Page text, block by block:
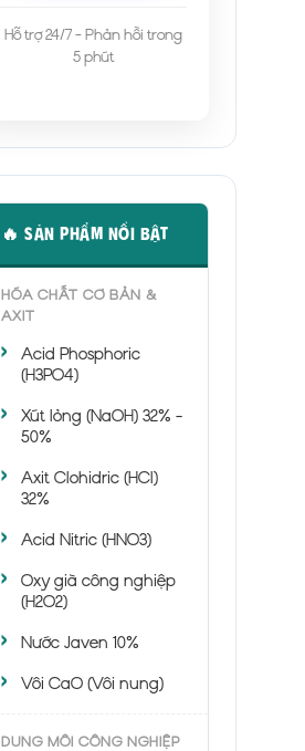
Hỗ trợ 24/7 - Phản hồi trong
5 phút
🔥 SẢN PHẨM NỔI BẬT
HÓA CHẤT CƠ BẢN &
AXIT
Acid Phosphoric
(H3PO4)
Xút lỏng (NaOH) 32% -
50%
Axit Clohidric (HCl)
32%
Acid Nitric (HNO3)
Oxy già công nghiệp
(H2O2)
Nước Javen 10%
Vôi CaO (Vôi nung)
DUNG MÔI CÔNG NGHIỆP